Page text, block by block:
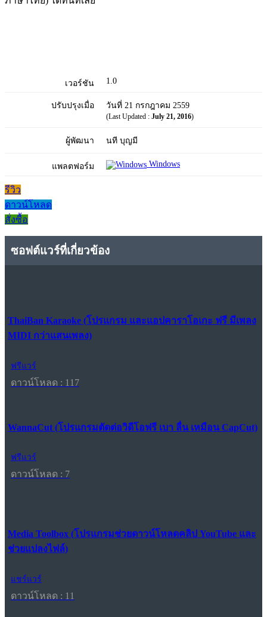
เวอร์ชัน 1.0
ปรับปรุงเมื่อ วันที่ 21 กรกฎาคม 2559
(Last Updated : July 21, 2016)
ผู้พัฒนา นที บุญมี
แพลตฟอร์ม Windows
รีวิว
ดาวน์โหลด
สั่งซื้อ
ซอฟต์แวร์ที่เกี่ยวข้อง
ThaiBan Karaoke (โปรแกรม และแอปคาราโอเกะ ฟรี มีเพลง
MIDI กว่าแสนเพลง)
ฟรีแวร์
ดาวน์โหลด : 117
WannaCut (โปรแกรมตัดต่อวิดีโอฟรี เบา ลื่น เหมือน CapCut)
ฟรีแวร์
ดาวน์โหลด : 7
Media Toolbox (โปรแกรมช่วยดาวน์โหลดคลิป YouTube และ
ช่วยแปลงไฟล์)
แชร์แวร์
ดาวน์โหลด : 11